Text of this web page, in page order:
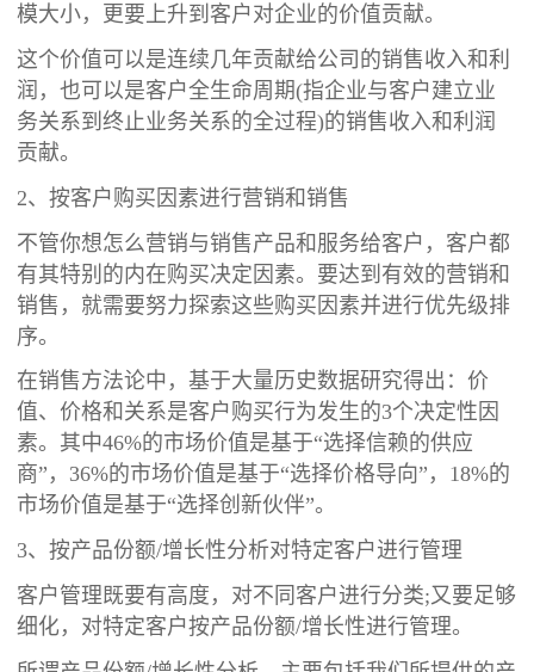
模大小，更要上升到客户对企业的价值贡献。
这个价值可以是连续几年贡献给公司的销售收入和利
润，也可以是客户全生命周期(指企业与客户建立业
务关系到终止业务关系的全过程)的销售收入和利润
贡献。
2、按客户购买因素进行营销和销售
不管你想怎么营销与销售产品和服务给客户，客户都
有其特别的内在购买决定因素。要达到有效的营销和
销售，就需要努力探索这些购买因素并进行优先级排
序。
在销售方法论中，基于大量历史数据研究得出：价
值、价格和关系是客户购买行为发生的3个决定性因
素。其中46%的市场价值是基于“选择信赖的供应
商”，36%的市场价值是基于“选择价格导向”，18%的
市场价值是基于“选择创新伙伴”。
3、按产品份额/增长性分析对特定客户进行管理
客户管理既要有高度，对不同客户进行分类;又要足够
细化，对特定客户按产品份额/增长性进行管理。